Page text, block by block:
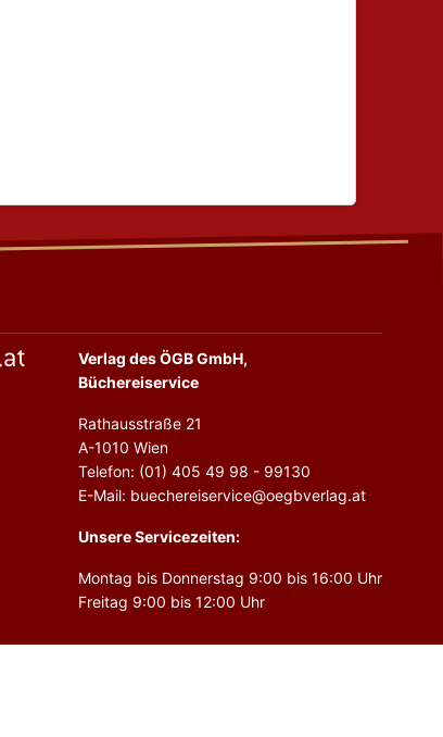
Verlag des ÖGB GmbH,
Büchereiservice
Rathausstraße 21
A-1010 Wien
Telefon: (01) 405 49 98 - 99130
E-Mail: buechereiservice@oegbverlag.at
Unsere Servicezeiten:
Montag bis Donnerstag 9:00 bis 16:00 Uhr
Freitag 9:00 bis 12:00 Uhr